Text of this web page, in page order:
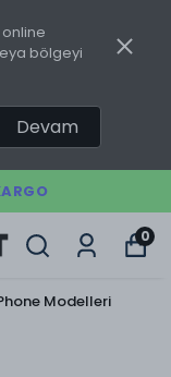
bölgeyi
Devam
0
Modelleri